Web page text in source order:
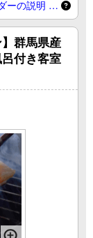
ーの説明 …
群馬県産
付き客室